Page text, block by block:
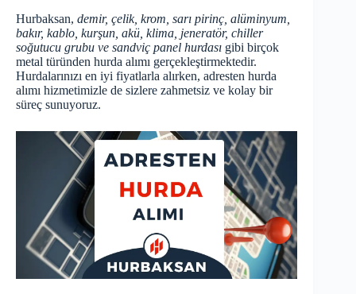
Hurbaksan, demir, çelik, krom, sarı pirinç, alüminyum,
bakır, kablo, kurşun, akü, klima, jeneratör, chiller
soğutucu grubu ve sandviç panel hurdası gibi birçok
metal türünden hurda alımı gerçekleştirmektedir.
Hurdalarınızı en iyi fiyatlarla alırken, adresten hurda
alımı hizmetimizle de sizlere zahmetsiz ve kolay bir
süreç sunuyoruz.